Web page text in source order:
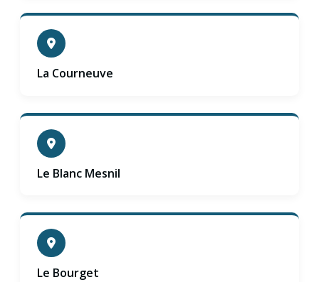
La Courneuve
Le Blanc Mesnil
Le Bourget